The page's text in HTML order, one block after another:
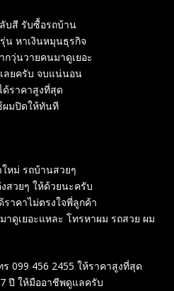
บสี รับซื้อรถบ้าน
น หาเงินหมุนธุรกิจ
กวุ่นวายคนมาดูเยอะ
ลยครับ จบแน่นอน
ด้ราคาสูงที่สุด
ผมปิดให้ทันที
ใหม่ รถบ้านสวยๆ
วยๆ ให้ด้วยนะครับ
าคาไม่ตรงใจพี่ลูกค้า
ดูเยอะแหละ โทรหาผม รถสวย ผม
099 456 2455 ให้ราคาสูงที่สุด
ปี ให้มืออาชีพดูแลครับ